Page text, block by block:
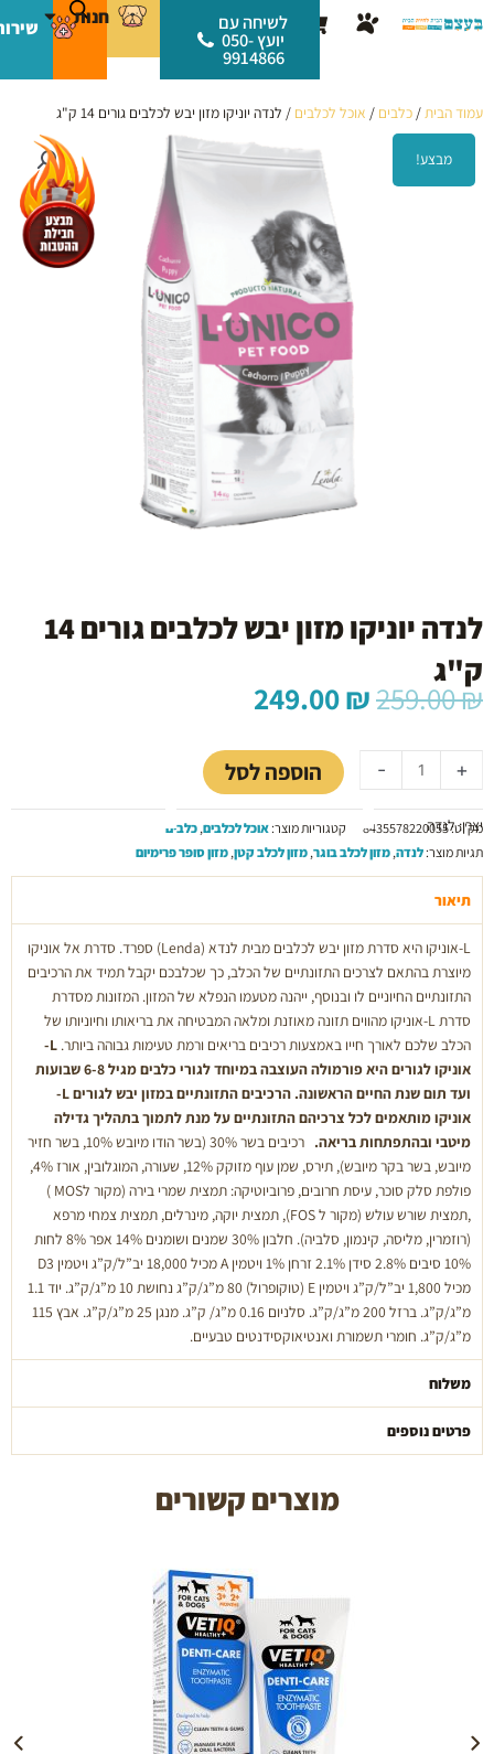
לתוכן
עגלת
קניות
לשיחה עם
יועץ 050-
9914866
חנות
עמוד הבית/ כלבים / אוכל לכלבים / לנדה יוניקו מזון יבש לכלבים גורים 14 ק"ג
מבצע!
לנדה יוניקו מזון יבש לכלבים גורים 14
ק"ג
259.00₪ המחיר
המקורי
היה:
259.00 ₪.
249.00₪
הוא:
249.00 ₪. -
של
לנדה
מזון
יבש
לכלבים
14
ק''ג
+ הוספה לסל
יצרן: לנדה
מק"ט:8435578220055 קטגוריות מוצר:אוכל לכלבים,כלבים
תגיות מוצר:לנדה,מזון לכלב בוגר,מזון לכלב קטן,מזון סופר פרימיום
תיאור
L-אוניקו היא סדרת מזון יבש לכלבים מבית לנדא (Lenda) ספרד. סדרת אל אוניקו
מיוצרת בהתאם לצרכים התזונתיים של הכלב, כך שכלבכם יקבל תמיד את הרכיבים
התזונתיים החיוניים לו ובנוסף, ייהנה מטעמו הנפלא של המזון. המזונות מסדרת
סדרת L-אוניקו מהווים תזונה מאוזנת ומלאה המבטיחה את בריאותו וחיוניותו של
הכלב שלכם לאורך חייו באמצעות רכיבים בריאים ורמת טעימות גבוהה ביותר.
L-
אוניקו לגורים היא פורמולה העוצבה במיוחד לגורי כלבים מגיל 6-8 שבועות
ועד תום שנת החיים הראשונה.
הרכיבים התזונתיים במזון יבש לגורים L-
אוניקו מותאמים לכל צרכיהם התזונתיים על מנת לתמוך בתהליך גדילה
מיטבי ובהתפתחות בריאה.
רכיבים בשר 30% (בשר הודו מיובש 10%, בשר חזיר
מיובש, בשר בקר מיובש), תירס, שמן עוף מזוקק 12%, שעורה, המוגלובין, אורז 4%,
פולפת סלק סוכר, עיסת חרובים, פרוביוטיקה: תמצית שמרי בירה (מקור לMOS )
,תמצית שורש עולש (מקור ל FOS), תמצית יוקה, מינרלים, תמצית צמחי מרפא
(רוזמרין, מליסה, קינמון, סלביה). חלבון 30% שמנים ושומנים 14% אפר 8% לחות
10% סיבים 2.8% סידן 2.1% זרחן 1% ויטמין A מכיל 18,000 יב”ל/ק”ג ויטמין D3
מכיל 1,800 יב”ל/ק”ג ויטמין E (טוקופרול) 80 מ”ג/ק”ג נחושת 10 מ”ג/ק”ג. יוד 1.1
מ”ג/ק”ג. ברזל 200 מ”ג/ק”ג. סלניום 0.16 מ”ג/ ק”ג. מנגן 25 מ”ג/ק”ג. אבץ 115
מ”ג/ק”ג. חומרי תשמורת ואנטיאוקסידנטים טבעיים.
משלוח
פרטים נוספים
מוצרים קשורים
הוספה לעגלה